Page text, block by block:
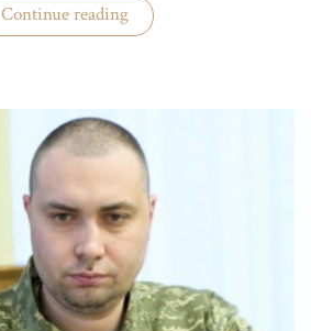
Continue reading«ЦИК
готовится